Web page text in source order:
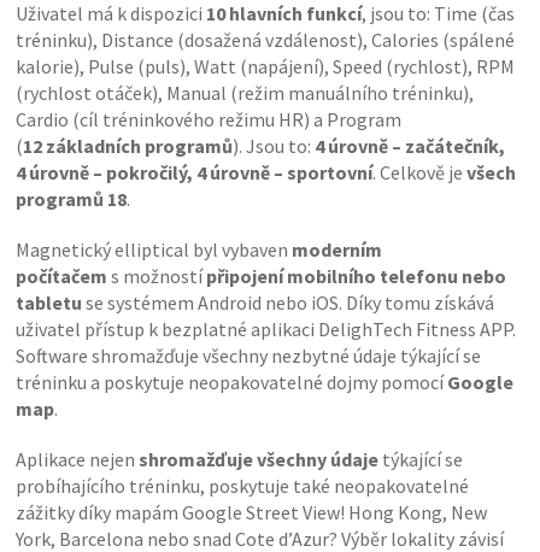
Uživatel má k dispozici 10 hlavních funkcí, jsou to: Time (čas
tréninku), Distance (dosažená vzdálenost), Calories (spálené
kalorie), Pulse (puls), Watt (napájení), Speed (rychlost), RPM
(rychlost otáček), Manual (režim manuálního tréninku),
Cardio (cíl tréninkového režimu HR) a Program
(12 základních programů). Jsou to: 4 úrovně – začátečník,
4 úrovně – pokročilý, 4 úrovně – sportovní. Celkově jevšech
programů 18.
Magnetický elliptical byl vybaven moderním
počítačem s možnostípřipojení mobilního telefonu nebo
tabletu se systémem Android nebo iOS. Díky tomu získává
uživatel přístup k bezplatné aplikaci DelighTech Fitness APP.
Software shromažďuje všechny nezbytné údaje týkající se
tréninku a poskytuje neopakovatelné dojmy pomocíGoogle
map.
Aplikace nejenshromažďuje všechny údaje týkající se
probíhajícího tréninku, poskytuje také neopakovatelné
zážitky díky mapám Google Street View! Hong Kong, New
York, Barcelona nebo snad Cote d’Azur? Výběr lokality závisí